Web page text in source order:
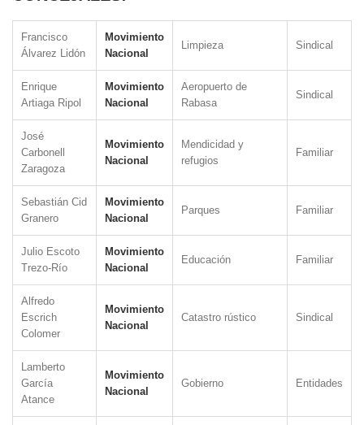
Francisco
Álvarez Lidón
Movimiento
Nacional
Limpieza Sindical
Enrique
Artiaga Ripol
Movimiento
Nacional
Aeropuerto de
Rabasa
Sindical
José
Carbonell
Zaragoza
Movimiento
Nacional
Mendicidad y
refugios
Familiar
Sebastián Cid
Granero
Movimiento
Nacional
Parques Familiar
Julio Escoto
Trezo-Río
Movimiento
Nacional
Educación Familiar
Alfredo
Escrich
Colomer
Movimiento
Nacional
Catastro rústico Sindical
Lamberto
García
Atance
Movimiento
Nacional
Gobierno Entidades